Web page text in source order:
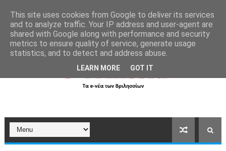
This site uses cookies from Google to deliver its services
and to analyze traffic. Your IP address and user-agent are
shared with Google along with performance and security
metrics to ensure quality of service, generate usage
statistics, and to detect and address abuse.
LEARN MORE GOT IT